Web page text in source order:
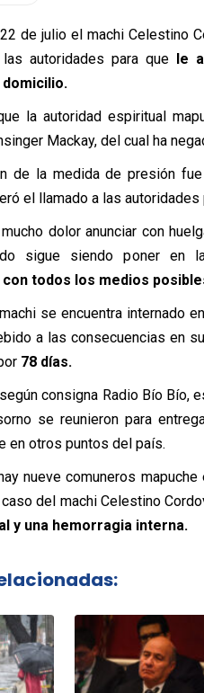
de julio el machi Celestino
autoridades para que le
domicilio.
la autoridad espiritual
Mackay, del cual ha
de la medida de presión
el llamado a las
mucho dolor anunciar con
sigue siendo poner en
todos los medios
se encuentra internado
a las consecuencias en
78 días.
consigna Radio Bío Bío,
se reunieron para
en otros puntos del país.
nueve comuneros
del machi Celestino
y una hemorragia interna.